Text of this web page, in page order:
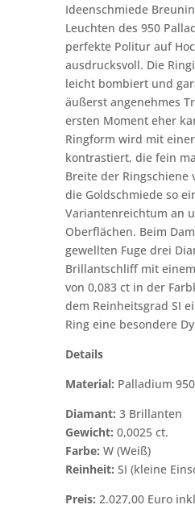
Ideenschmiede
Leuchten des 950
perfekte Politur auf
ausdrucksvoll. Die
leicht bombiert und
äußerst angenehmes
ersten Moment eher
Ringform wird mit
kontrastiert, die fein
Breite der Ringschiene
die Goldschmiede so
Variantenreichtum an
Oberflächen. Beim
gewellten Fuge drei
Brillantschliff mit
von 0,083 ct in der
dem Reinheitsgrad SI
Ring eine besondere
Details
Material: Palladium 950
Diamant: 3 Brillanten
Gewicht: 0,0025 ct.
Farbe: W (Weiß)
Reinheit: SI (kleine
Preis: 2.027,00 Euro